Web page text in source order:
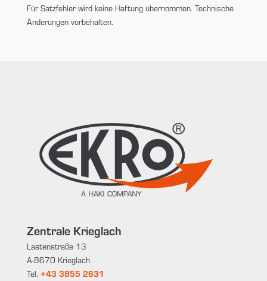
Für Satzfehler wird keine Haftung übernommen. Technische
Änderungen vorbehalten.
Zentrale Krieglach
Lastenstraße 13
A-8670 Krieglach
Tel. +43 3855 2631